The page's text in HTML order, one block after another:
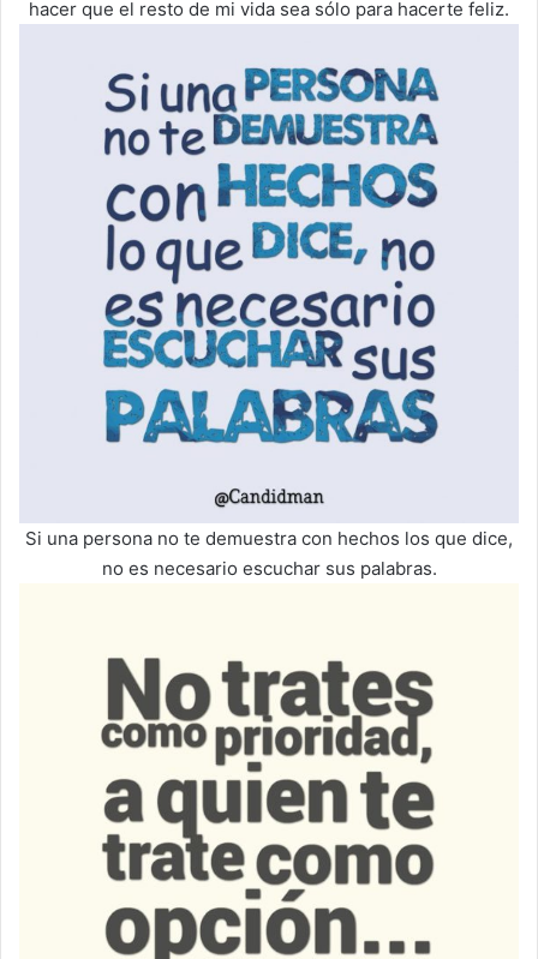
hacer que el resto de mi vida sea sólo para hacerte feliz.
Si una persona no te demuestra con hechos los que dice,
no es necesario escuchar sus palabras.